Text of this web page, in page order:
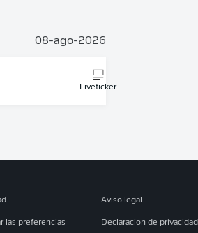
08-ago-2026
Liveticker
Aviso legal
las preferencias Declaracion de privacidad